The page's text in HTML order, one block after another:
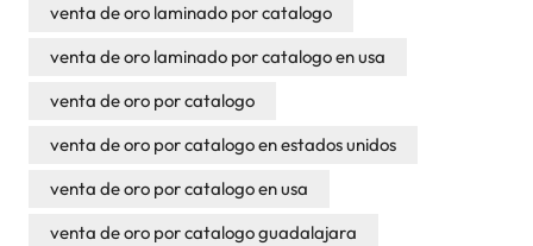
venta de oro laminado por catalogo
venta de oro laminado por catalogo en usa
venta de oro por catalogo
venta de oro por catalogo en estados unidos
venta de oro por catalogo en usa
venta de oro por catalogo guadalajara